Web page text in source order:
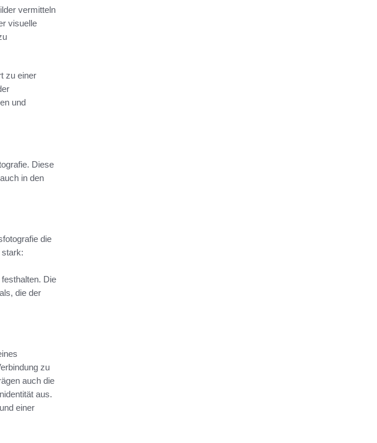
vermitteln
visuelle
zu einer
und
Diese
in den
die
stark:
Die
die der
zu
auch die
aus.
einer